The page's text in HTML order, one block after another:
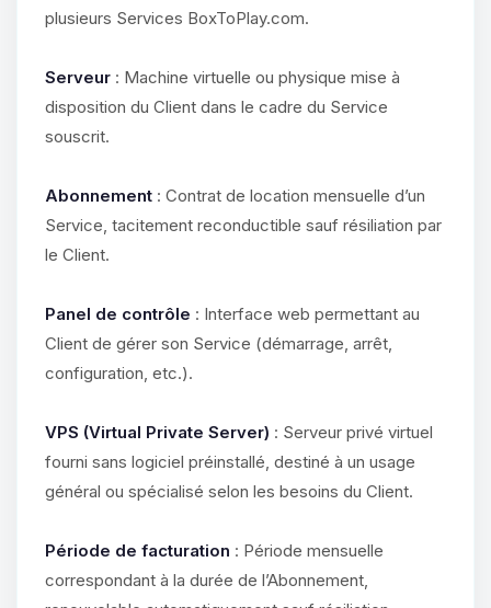
plusieurs Services BoxToPlay.com.
Serveur : Machine virtuelle ou physique mise à
disposition du Client dans le cadre du Service
souscrit.
Abonnement : Contrat de location mensuelle d’un
Service, tacitement reconductible sauf résiliation par
le Client.
Panel de contrôle : Interface web permettant au
Client de gérer son Service (démarrage, arrêt,
configuration, etc.).
VPS (Virtual Private Server) : Serveur privé virtuel
fourni sans logiciel préinstallé, destiné à un usage
général ou spécialisé selon les besoins du Client.
Période de facturation : Période mensuelle
correspondant à la durée de l’Abonnement,
Youpi, enfin quelqu’un pour me